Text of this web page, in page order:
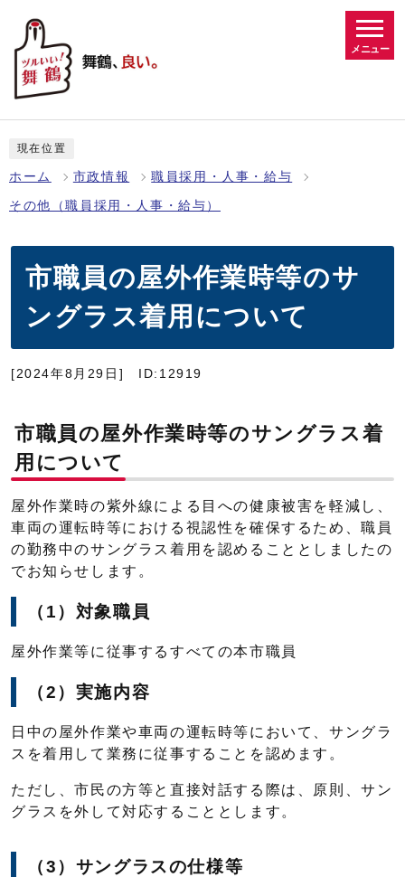
メニュー
現在位置
ホーム 市政情報 職員採用・人事・給与
その他（職員採用・人事・給与）
市職員の屋外作業時等のサ
ングラス着用について
[2024年8月29日] ID:12919
市職員の屋外作業時等のサングラス着
用について
屋外作業時の紫外線による目への健康被害を軽減し、
車両の運転時等における視認性を確保するため、職員
の勤務中のサングラス着用を認めることとしましたの
でお知らせします。
（1）対象職員
屋外作業等に従事するすべての本市職員
（2）実施内容
日中の屋外作業や車両の運転時等において、サングラ
スを着用して業務に従事することを認めます。
ただし、市民の方等と直接対話する際は、原則、サン
グラスを外して対応することとします。
（3）サングラスの仕様等